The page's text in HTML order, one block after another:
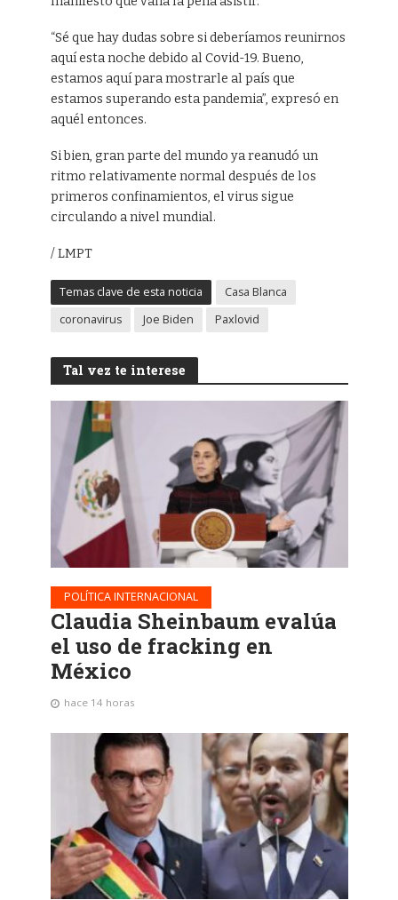
“Sé que hay dudas sobre si deberíamos reunirnos
aquí esta noche debido al Covid-19. Bueno,
estamos aquí para mostrarle al país que
estamos superando esta pandemia”, expresó en
aquél entonces.
Si bien, gran parte del mundo ya reanudó un
ritmo relativamente normal después de los
primeros confinamientos, el virus sigue
circulando a nivel mundial.
/ LMPT
Temas clave de esta noticia
Casa Blanca
coronavirus
Joe Biden Paxlovid
Tal vez te interese
POLÍTICA INTERNACIONAL
Claudia Sheinbaum evalúa
el uso de fracking en
México
hace 14 horas